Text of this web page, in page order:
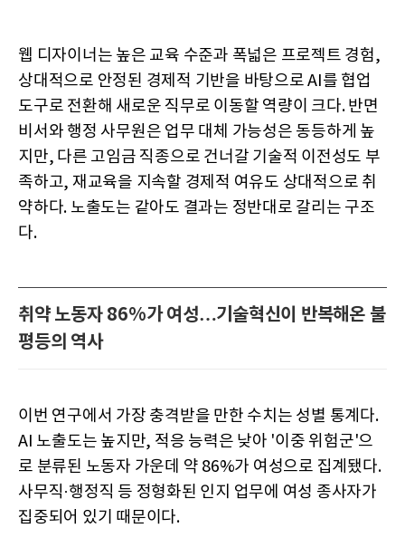
웹 디자이너는 높은 교육 수준과 폭넓은 프로젝트 경험,
상대적으로 안정된 경제적 기반을 바탕으로 AI를 협업
도구로 전환해 새로운 직무로 이동할 역량이 크다. 반면
비서와 행정 사무원은 업무 대체 가능성은 동등하게 높
지만, 다른 고임금 직종으로 건너갈 기술적 이전성도 부
족하고, 재교육을 지속할 경제적 여유도 상대적으로 취
약하다. 노출도는 같아도 결과는 정반대로 갈리는 구조
다.
취약 노동자 86%가 여성…기술혁신이 반복해온 불
평등의 역사
이번 연구에서 가장 충격받을 만한 수치는 성별 통계다.
AI 노출도는 높지만, 적응 능력은 낮아 '이중 위험군'으
로 분류된 노동자 가운데 약 86%가 여성으로 집계됐다.
사무직·행정직 등 정형화된 인지 업무에 여성 종사자가
집중되어 있기 때문이다.